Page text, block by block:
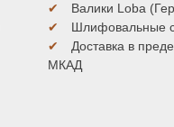
✔
Валики Loba
✔
Шлифовальные
✔
Доставка в
МКАД